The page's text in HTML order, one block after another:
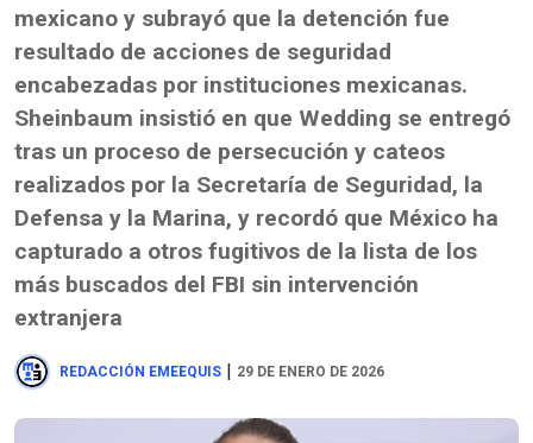
mexicano y subrayó que la detención fue
resultado de acciones de seguridad
encabezadas por instituciones mexicanas.
Sheinbaum insistió en que Wedding se entregó
tras un proceso de persecución y cateos
realizados por la Secretaría de Seguridad, la
Defensa y la Marina, y recordó que México ha
capturado a otros fugitivos de la lista de los
más buscados del FBI sin intervención
extranjera
REDACCIÓN EMEEQUIS | 29 DE ENERO DE 2026